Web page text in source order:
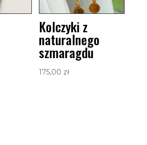
Kolczyki z
naturalnego
szmaragdu
175,00 zł